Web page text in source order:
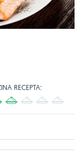
RECEPTA:
4